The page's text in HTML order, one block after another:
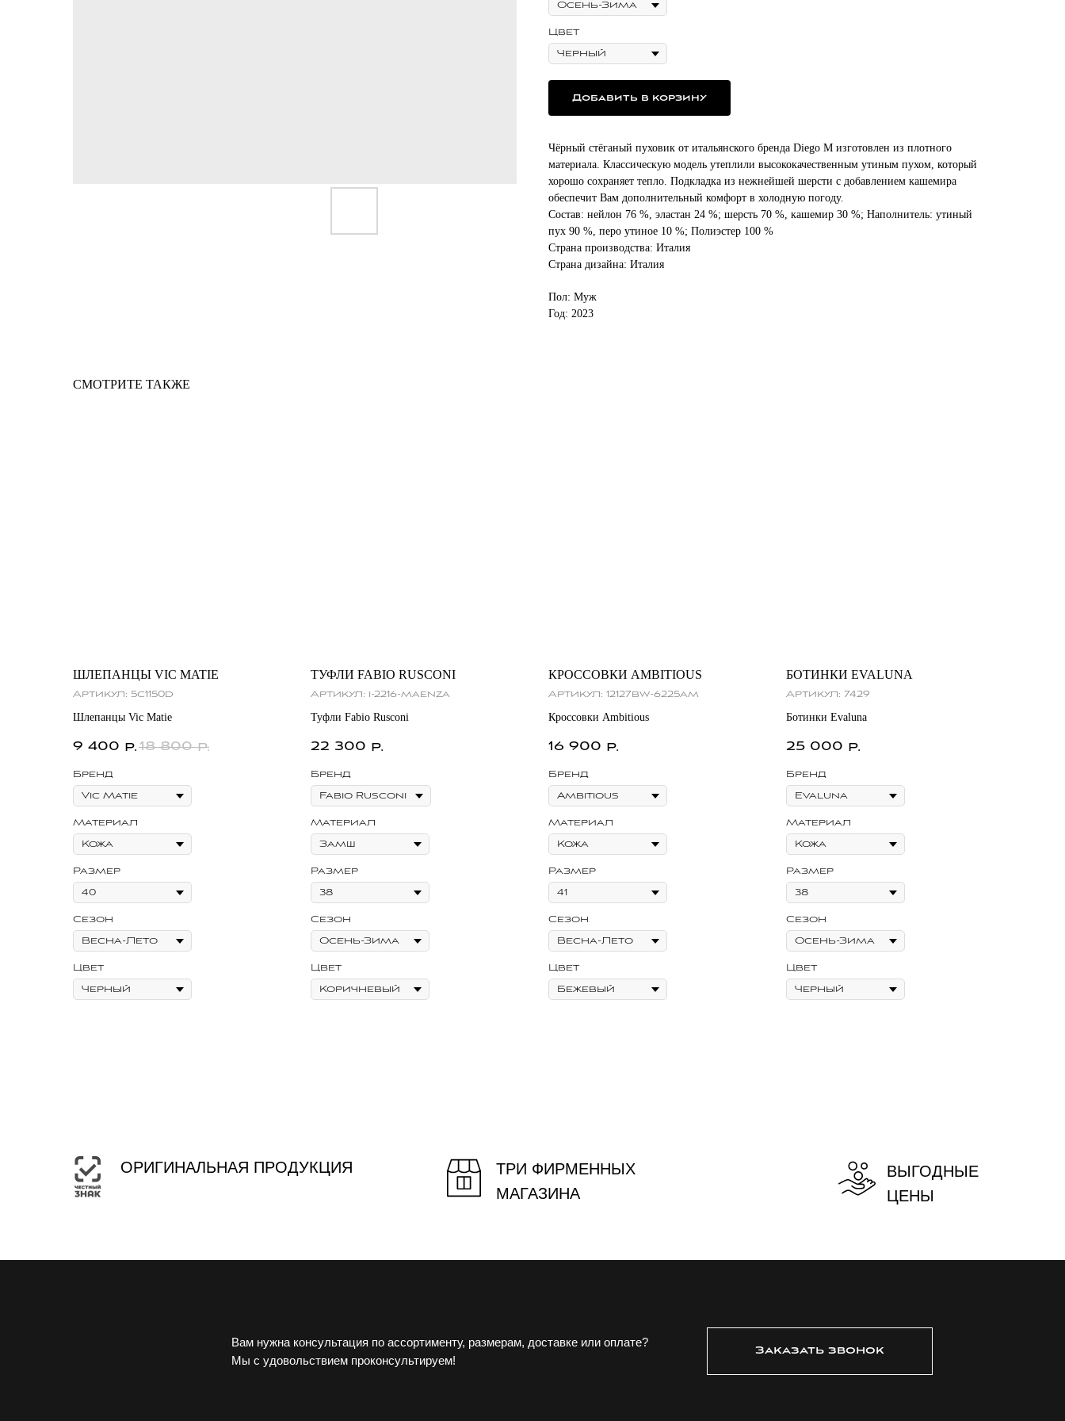
Цвет
Добавить в корзину
Чёрный стёганый пуховик от итальянского бренда Diego M изготовлен из плотного
материала. Классическую модель утеплили высококачественным утиным пухом, который
хорошо сохраняет тепло. Подкладка из нежнейшей шерсти с добавлением кашемира
обеспечит Вам дополнительный комфорт в холодную погоду.
Состав: нейлон 76 %, эластан 24 %; шерсть 70 %, кашемир 30 %; Наполнитель: утиный
пух 90 %, перо утиное 10 %; Полиэстер 100 %
Страна производства: Италия
Страна дизайна: Италия
Пол: Муж
Год: 2023
СМОТРИТЕ ТАКЖЕ
ШЛЕПАНЦЫ VIC MATIE
Артикул: 5c1150d
Шлепанцы Vic Matie
9 400 р.18 800 р.
Бренд
Материал
Размер
Сезон
Цвет
ТУФЛИ FABIO RUSCONI
Артикул: i-2216-maenza
Туфли Fabio Rusconi
22 300 р.
Бренд
Материал
Размер
Сезон
Цвет
КРОССОВКИ AMBITIOUS
Артикул: 12127bw-6225am
Кроссовки Ambitious
16 900 р.
Бренд
Материал
Размер
Сезон
Цвет
БОТИНКИ EVALUNA
Артикул: 7429
Ботинки Evaluna
25 000 р.
Бренд
Материал
Размер
Сезон
Цвет
ОРИГИНАЛЬНАЯ ПРОДУКЦИЯ
ТРИ ФИРМЕННЫХ
МАГАЗИНА
ВЫГОДНЫЕ
ЦЕНЫ
Вам нужна консультация по ассортименту, размерам, доставке или оплате?
Мы с удовольствием проконсультируем!
Заказать звонок